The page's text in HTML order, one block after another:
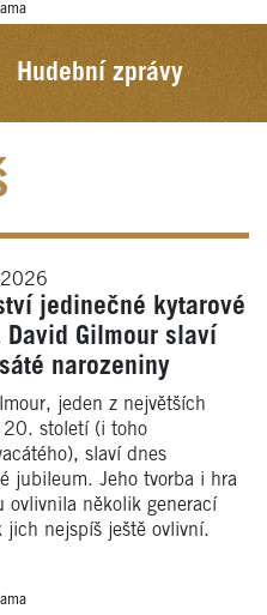
Hudební zprávy
jedinečné kytarové
David Gilmour slaví
narozeniny
jeden z největších
20. století (i toho
slaví dnes
jubileum. Jeho tvorba i hra
ovlivnila několik generací
jich nejspíš ještě ovlivní.